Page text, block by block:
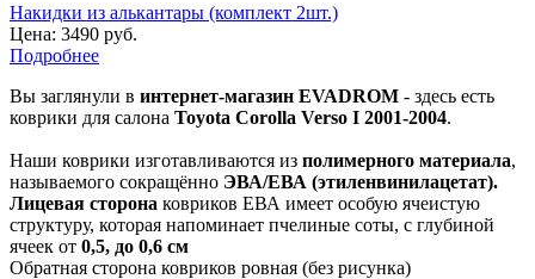
Накидки из алькантары (комплект 2шт.)
Цена: 3490 руб.
Подробнее
Вы заглянули в интернет-магазин EVADROM - здесь есть
коврики для салона Toyota Corolla Verso I 2001-2004.
Наши коврики изготавливаются из полимерного материала,
называемого сокращённо ЭВА/ЕВА (этиленвинилацетат).
Лицевая сторона ковриков ЕВА имеет особую ячеистую
структуру, которая напоминает пчелиные соты, с глубиной
ячеек от 0,5, до 0,6 см
Обратная сторона ковриков ровная (без рисунка)